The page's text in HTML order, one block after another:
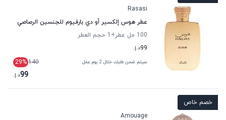
Rasasi
عطر هوس إلكسير أو دي بارفيوم للجنسين الرصاصي
100 مل عطر
+1
حجم العطر
99د.إ.
سيتم شحن طلبك خلال 2 يوم عمل 140
29%
99د.إ.
خصم خاص
Amouage